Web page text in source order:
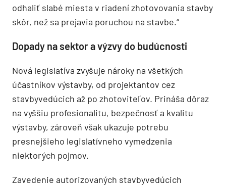
odhaliť slabé miesta v riadení zhotovovania stavby
skôr, než sa prejavia poruchou na stavbe.“
Dopady na sektor a výzvy do budúcnosti
Nová legislatíva zvyšuje nároky na všetkých
účastníkov výstavby, od projektantov cez
stavbyvedúcich až po zhotoviteľov. Prináša dôraz
na vyššiu profesionalitu, bezpečnosť a kvalitu
výstavby, zároveň však ukazuje potrebu
presnejšieho legislatívneho vymedzenia
niektorých pojmov.
Zavedenie autorizovaných stavbyvedúcich